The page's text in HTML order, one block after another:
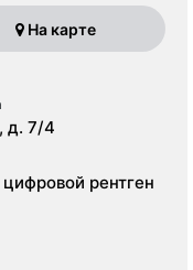
На карте
д. 7/4
рентген